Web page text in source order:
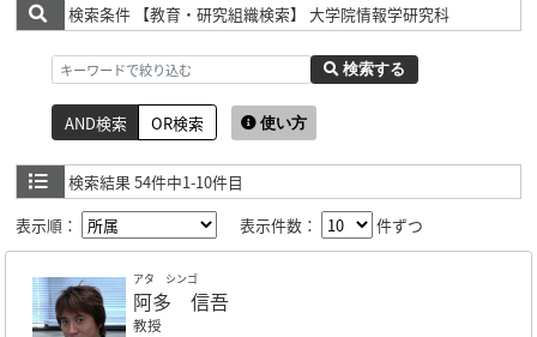
検索条件 【教育・研究組織検索】 大学院情報学研究科
検索する
AND検索 OR検索 使い方
検索結果 54件中1-10件目
表示順：
表示件数： 件ずつ
アタ シンゴ
阿多 信吾
教授